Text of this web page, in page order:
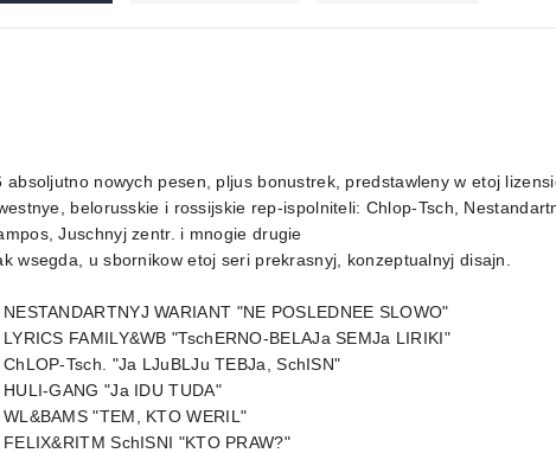
absoljutno nowych pesen, pljus bonustrek, predstawleny w etoj
belorusskie i rossijskie rep-ispolniteli: Chlop-Tsch,
Juschnyj zentr. i mnogie drugie
wsegda, u sbornikow etoj seri prekrasnyj, konzeptualnyj disajn.
NESTANDARTNYJ WARIANT "NE POSLEDNEE SLOWO"
LYRICS FAMILY&WB "TschERNO-BELAJa SEMJa LIRIKI"
Tsch. "Ja LJuBLJu TEBJa, SchISN"
GANG "Ja IDU TUDA"
"TEM, KTO WERIL"
SchISNI "KTO PRAW?"